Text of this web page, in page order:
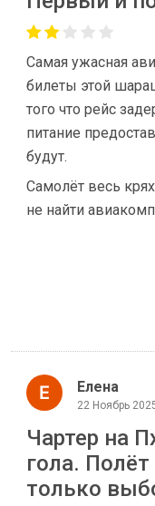
Самая ужасная
билеты этой
того что рейс
питание
будут.
Самолёт весь
не найти
Елена
22 Ноябрь
Чартер на
гола.
только